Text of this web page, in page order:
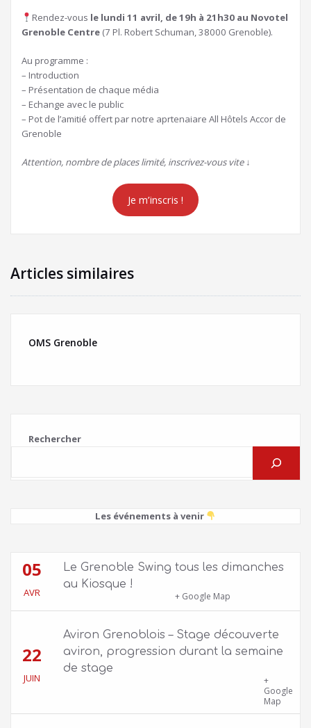
Rendez-vous le lundi 11 avril, de 19h à 21h30 au Novotel
Grenoble Centre (7 Pl. Robert Schuman, 38000 Grenoble).
Au programme :
– Introduction
– Présentation de chaque média
– Echange avec le public
– Pot de l’amitié offert par notre aprtenaiare All Hôtels Accor de
Grenoble
Attention, nombre de places limité, inscrivez-vous vite ↓
Je m’inscris !
Articles similaires
OMS Grenoble
Rechercher
Les événements à venir
05
AVR
Le Grenoble Swing tous les dimanches
au Kiosque !
+ Google Map
22
JUIN
Aviron Grenoblois – Stage découverte
aviron, progression durant la semaine
de stage
+
Google
Map